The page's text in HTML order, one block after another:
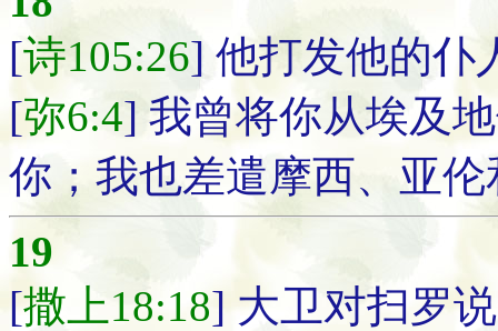
[诗105:26] 他打发他的仆
[弥6:4] 我曾将你从埃及
你；我也差遣摩西、亚
19
[撒上18:18] 大卫对扫罗